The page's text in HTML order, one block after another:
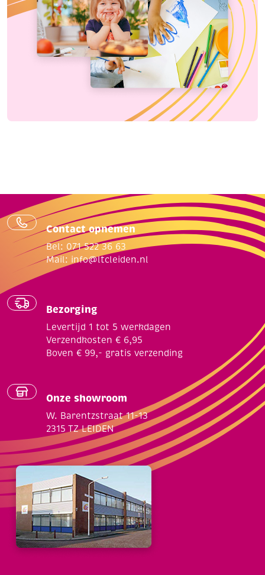
Contact opnemen
Bel: 071 522 36 63
Mail: info@ltcleiden.nl
Bezorging
Levertijd 1 tot 5 werkdagen
Verzendkosten € 6,95
Boven € 99,- gratis verzending
Onze showroom
W. Barentzstraat 11-13
2315 TZ LEIDEN